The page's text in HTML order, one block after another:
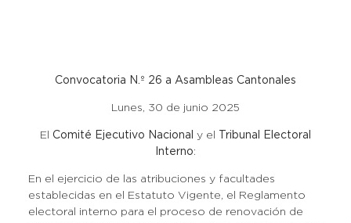
Convocatoria N.º 26 a Asambleas Cantonales
Lunes, 30 de junio 2025
El Comité Ejecutivo Nacional y el
Tribunal Electoral
Interno:
En el ejercicio de las atribuciones y facultades
establecidas en el Estatuto Vigente, el Reglamento
electoral interno para el proceso de renovación de